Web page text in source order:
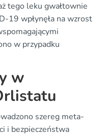
tego leku gwałtownie
19 wpłynęła na wzrost
w przypadku
w
szereg meta-
i bezpieczeństwa